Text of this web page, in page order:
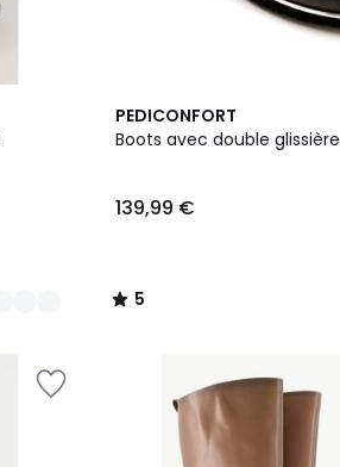
PEDICONFORT
Boots avec double glissière
139,99 €
5
/
2
Couleurs
5
/